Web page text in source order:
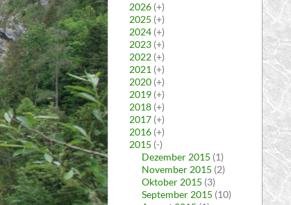
2026 (+)
2025 (+)
2024 (+)
2023 (+)
2022 (+)
2021 (+)
2020 (+)
2019 (+)
2018 (+)
2017 (+)
2016 (+)
2015 (-)
Dezember 2015 (1)
November 2015 (2)
Oktober 2015 (3)
September 2015 (10)